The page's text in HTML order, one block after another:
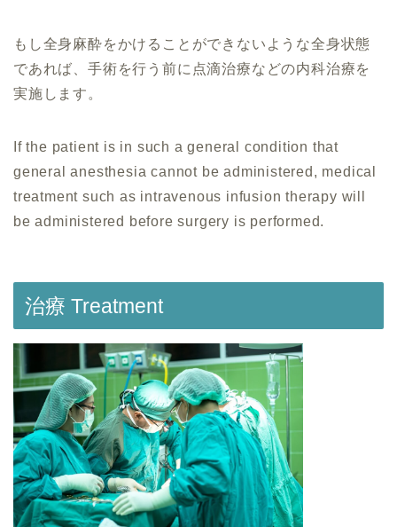
もし全身麻酔をかけることができないような全身状態
であれば、手術を行う前に点滴治療などの内科治療を
実施します。
If the patient is in such a general condition that
general anesthesia cannot be administered, medical
treatment such as intravenous infusion therapy will
be administered before surgery is performed.
治療 Treatment